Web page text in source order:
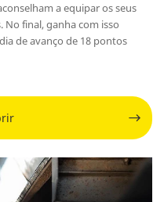
a equipar os seus
No final, ganha com isso
de avanço de 18 pontos